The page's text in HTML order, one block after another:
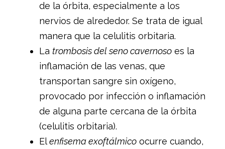
de la órbita, especialmente a los
nervios de alrededor. Se trata de igual
manera que la celulitis orbitaria.
La trombosis del seno cavernoso es la
inflamación de las venas, que
transportan sangre sin oxígeno,
provocado por infección o inflamación
de alguna parte cercana de la órbita
(celulitis orbitaria).
Elenfisema exoftálmico ocurre cuando,